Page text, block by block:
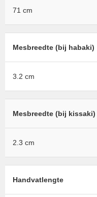
71 cm
Mesbreedte (bij habaki)
3.2 cm
Mesbreedte (bij kissaki)
2.3 cm
Handvatlengte